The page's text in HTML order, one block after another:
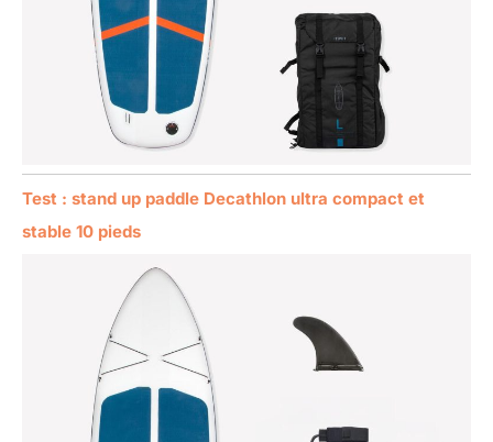
Test : stand up paddle Decathlon ultra compact et
stable 10 pieds